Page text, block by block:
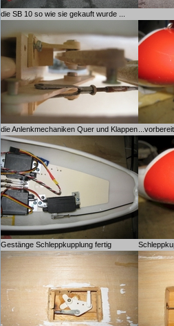
die SB 10 so wie sie gekauft wurde ...
die Anlenkmechaniken Quer und Klappen
Gestänge Schleppkupplung fertig